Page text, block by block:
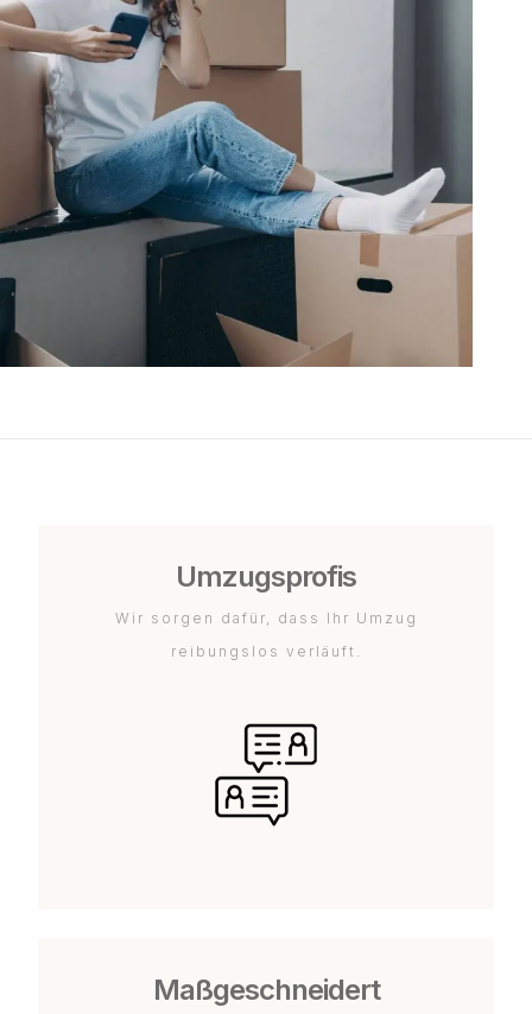
Umzugsprofis
Wir sorgen dafür, dass Ihr Umzug
reibungslos verläuft.
Maßgeschneidert